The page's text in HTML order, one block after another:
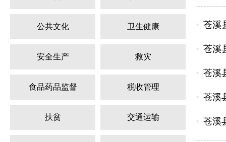
公共文化 卫生健康
安全生产 救灾
食品药品监督 税收管理
扶贫 交通运输
苍溪
苍溪
苍溪
苍溪
苍溪